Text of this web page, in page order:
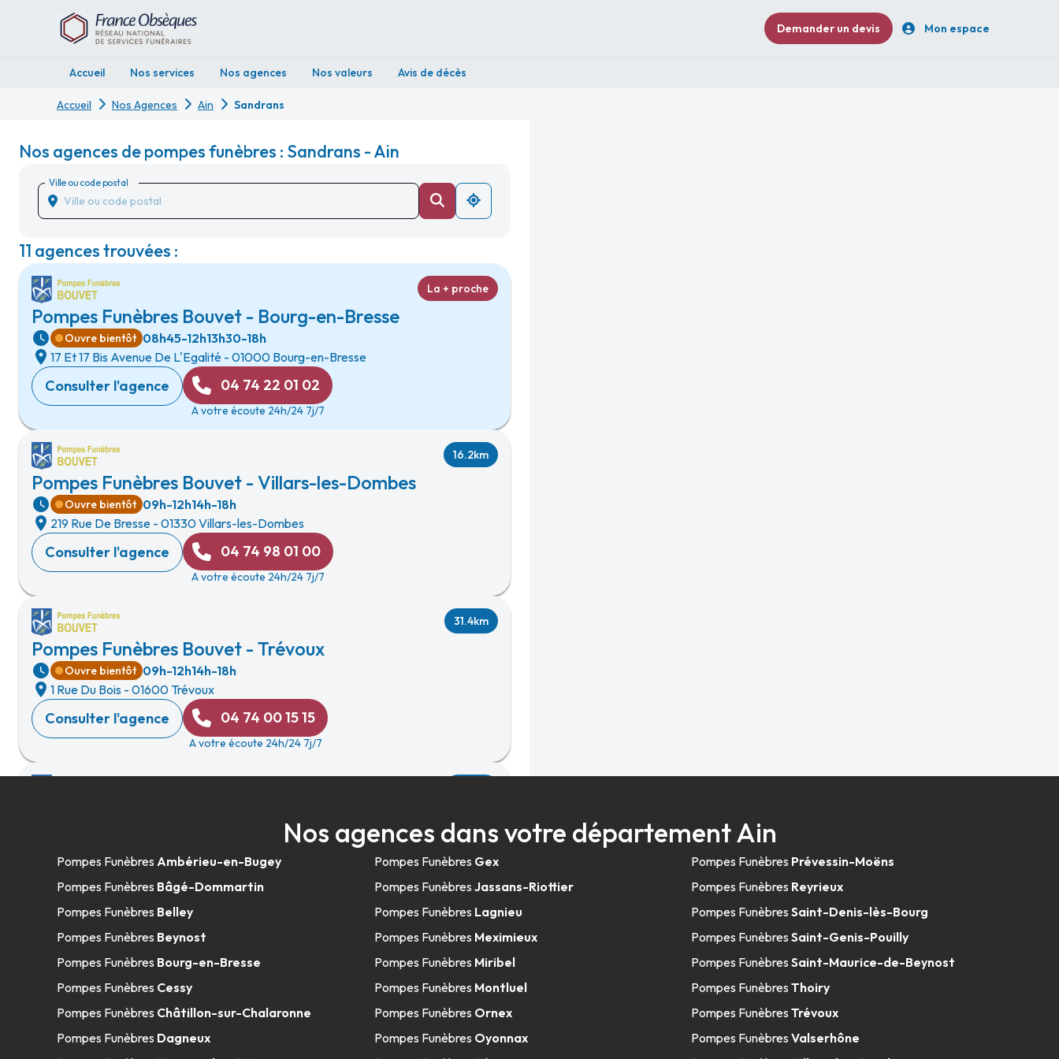
Demander un devis Mon espace
Accueil Nos services Nos agences Nos valeurs Avis de décès
Accueil Nos Agences Ain Sandrans
Nos agences de pompes funèbres : Sandrans - Ain
Ville ou code postal
11 agences trouvées :
Pompes Funèbres Bouvet - Bourg-en-Bresse
La + proche
Ouvre bientôt 08h45-12h13h30-18h
17 Et 17 Bis Avenue De L'Egalité - 01000 Bourg-en-Bresse
Consulter l'agence 04 74 22 01 02
A votre écoute 24h/24 7j/7
Pompes Funèbres Bouvet - Villars-les-Dombes
16.2km
Ouvre bientôt 09h-12h14h-18h
219 Rue De Bresse - 01330 Villars-les-Dombes
Consulter l'agence 04 74 98 01 00
A votre écoute 24h/24 7j/7
Pompes Funèbres Bouvet - Trévoux
31.4km
Ouvre bientôt 09h-12h14h-18h
1 Rue Du Bois - 01600 Trévoux
Consulter l'agence 04 74 00 15 15
A votre écoute 24h/24 7j/7
508 Allée Des Filieristes-01600 Trévoux
Consulter l'agence 04 74 08 16 39
A votre écoute 24h/24 7j/7
Pompes Funèbres Viollet - Décines-Charpieu
08h30-12h
8 Rue Du Repos-69150 Décines-Charpieu
Consulter l'agence
Nos agences dans votre département Ain
Pompes Funèbres Ambérieu-en-Bugey
Pompes Funèbres Bâgé-Dommartin
Pompes Funèbres Belley
Pompes Funèbres Beynost
Pompes Funèbres Bourg-en-Bresse
Pompes Funèbres Cessy
Pompes Funèbres Châtillon-sur-Chalaronne
Pompes Funèbres Dagneux
Pompes Funèbres Gex
Pompes Funèbres Jassans-Riottier
Pompes Funèbres Lagnieu
Pompes Funèbres Meximieux
Pompes Funèbres Miribel
Pompes Funèbres Montluel
Pompes Funèbres Ornex
Pompes Funèbres Oyonnax
Pompes Funèbres Prévessin-Moëns
Pompes Funèbres Reyrieux
Pompes FunèbresSaint-Denis-lès-Bourg
Pompes FunèbresSaint-Genis-Pouilly
Pompes FunèbresSaint-Maurice-de-Beynost
Pompes FunèbresThoiry
Pompes FunèbresTrévoux
Pompes FunèbresValserhône